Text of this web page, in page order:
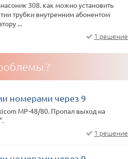
308. как можно установить
трубки внутренним абонентом
...
1 решение
?
номерами через 9
MP-48/80. Пропал выход на
1 решение